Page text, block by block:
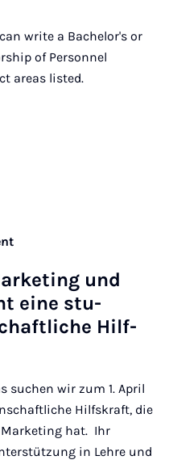
write a Bachelor's or
of Personnel
areas listed.
und
eine stu­
Hil­f­
suchen wir zum 1. April
Hilfskraft, die
Marketing hat. Ihr
in Lehre und